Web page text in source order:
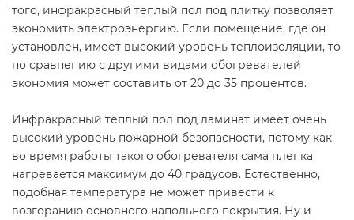
того, инфракрасный теплый пол под плитку позволяет
экономить электроэнергию. Если помещение, где он
установлен, имеет высокий уровень теплоизоляции, то
по сравнению с другими видами обогревателей
экономия может составить от 20 до 35 процентов.
Инфракрасный теплый пол под ламинат имеет очень
высокий уровень пожарной безопасности, потому как
во время работы такого обогревателя сама пленка
нагревается максимум до 40 градусов. Естественно,
подобная температура не может привести к
возгоранию основного напольного покрытия. Ну и